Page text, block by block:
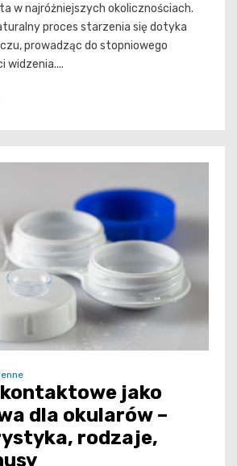
w najróżniejszych okolicznościach.
proces starzenia się dotyka
prowadząc do stopniowego
widzenia....
jako
dla okularów –
rodzaje,